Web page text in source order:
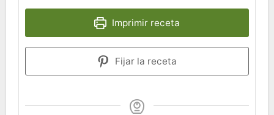
Imprimir receta
Fijar la receta